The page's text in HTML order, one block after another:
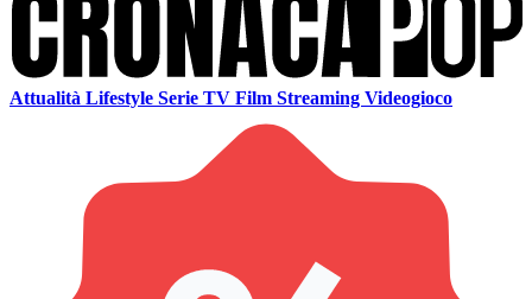
Attualità Lifestyle Serie TV Film Streaming Videogioco